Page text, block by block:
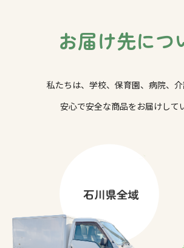
お届け先につ
私たちは、学校、保育園、病院、
安心で安全な商品をお届けして